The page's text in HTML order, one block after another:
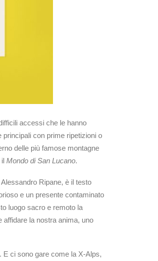
accessi che le hanno
principali con prime ripetizioni o
delle più famose montagne
il Mondo di San Lucano.
Ripane, è il testo
e un presente contaminato
luogo sacro e remoto la
affidare la nostra anima, uno
E ci sono gare come la X-Alps,